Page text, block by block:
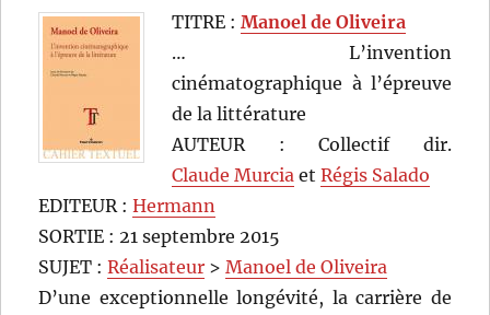
TITRE :Manoel de Oliveira
… L’invention
cinématographique à l’épreuve
de la littérature
AUTEUR : Collectif dir.
Claude Murcia etRégis Salado
EDITEUR :Hermann
SORTIE : 21 septembre 2015
SUJET :Réalisateur >Manoel de Oliveira
D’une exceptionnelle longévité, la carrière de